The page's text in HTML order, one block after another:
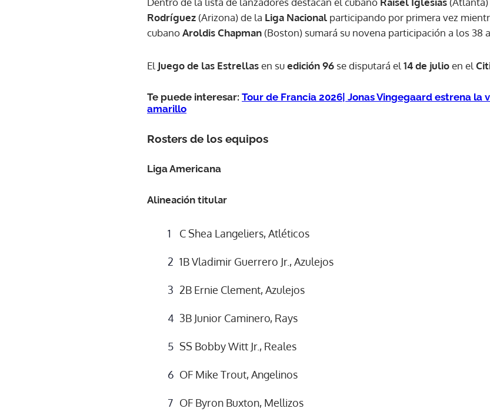
Rodríguez (Arizona) de la Liga Nacional participando por primera vez
cubanoAroldis Chapman (Boston) sumará su novena participación a los 38
El Juego de las Estrellasen suedición 96 se disputará el 14 de julioen el
Te puede interesar: Tour de Francia 2026| Jonas Vingegaard estrena
amarillo
Rosters de los equipos
Liga Americana
Alineación titular
C Shea Langeliers, Atléticos
1B Vladimir Guerrero Jr., Azulejos
2B Ernie Clement, Azulejos
3B Junior Caminero, Rays
SS Bobby Witt Jr., Reales
OF Mike Trout, Angelinos
OF Byron Buxton, Mellizos